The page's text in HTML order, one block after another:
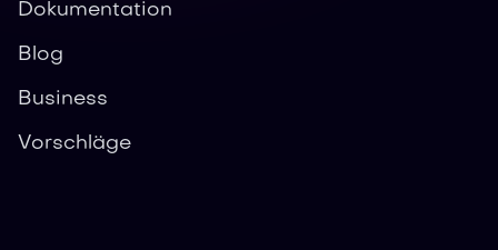
Dokumentation
Blog
Business
Vorschläge